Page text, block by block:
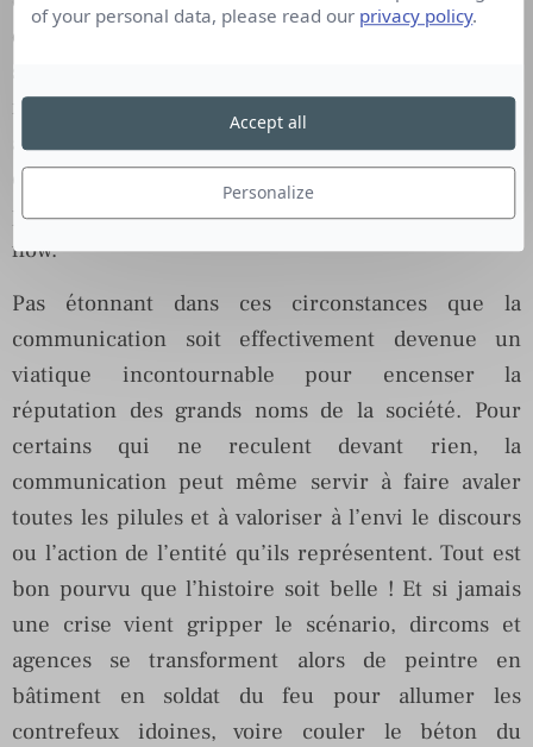
qu’elles sont désormais décortiquées, commentées,
notation financière qui hésitent de moins en moins
à les inscrire à la colonne des actifs d’une
entreprise au même titre que ses outils de
production, ses biens immobiliers ou son cash-
flow.
Pas étonnant dans ces circonstances que la
communication soit effectivement devenue un
viatique incontournable pour encenser la
réputation des grands noms de la société. Pour
certains qui ne reculent devant rien, la
communication peut même servir à faire avaler
toutes les pilules et à valoriser à l’envi le discours
ou l’action de l’entité qu’ils représentent. Tout est
bon pourvu que l’histoire soit belle ! Et si jamais
une crise vient gripper le scénario, dircoms et
agences se transforment alors de peintre en
bâtiment en soldat du feu pour allumer les
contrefeux idoines, voire couler le béton du
of your personal data, please read our privacy policy.
Personalize
Accept all